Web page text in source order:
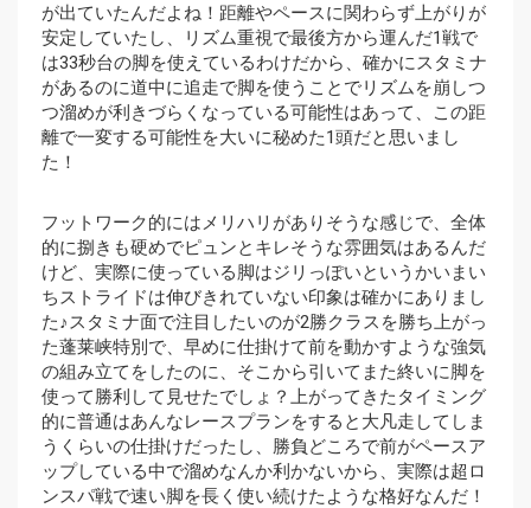
が出ていたんだよね！距離やペースに関わらず上がりが
安定していたし、リズム重視で最後方から運んだ1戦で
は33秒台の脚を使えているわけだから、確かにスタミナ
があるのに道中に追走で脚を使うことでリズムを崩しつ
つ溜めが利きづらくなっている可能性はあって、この距
離で一変する可能性を大いに秘めた1頭だと思いまし
た！
フットワーク的にはメリハリがありそうな感じで、全体
的に捌きも硬めでピュンとキレそうな雰囲気はあるんだ
けど、実際に使っている脚はジリっぽいというかいまい
ちストライドは伸びきれていない印象は確かにありまし
た♪スタミナ面で注目したいのが2勝クラスを勝ち上がっ
た蓬莱峡特別で、早めに仕掛けて前を動かすような強気
の組み立てをしたのに、そこから引いてまた終いに脚を
使って勝利して見せたでしょ？上がってきたタイミング
的に普通はあんなレースプランをすると大凡走してしま
うくらいの仕掛けだったし、勝負どころで前がペースア
ップしている中で溜めなんか利かないから、実際は超ロ
ンスパ戦で速い脚を長く使い続けたような格好なんだ！